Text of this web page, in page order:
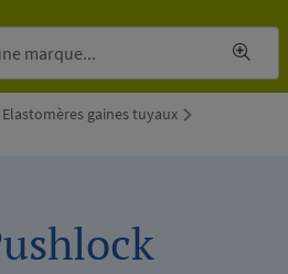
Elastomères gaines tuyaux